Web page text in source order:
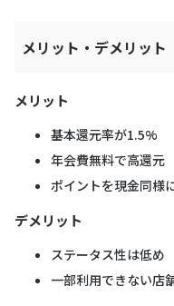
メリット・デメリット
メリット
基本還元率が1.5%
年会費無料で高還元
ポイントを現金同様
デメリット
ステータス性は低め
一部利用できない店